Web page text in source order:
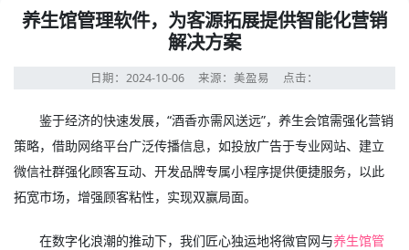
养生馆管理软件，为客源拓展提供智能化营销
解决方案
日期：2024-10-06 来源：美盈易 点击：
鉴于经济的快速发展，“酒香亦需风送远”，养生会馆需强化营销
策略，借助网络平台广泛传播信息，如投放广告于专业网站、建立
微信社群强化顾客互动、开发品牌专属小程序提供便捷服务，以此
拓宽市场，增强顾客粘性，实现双赢局面。
在数字化浪潮的推动下，我们匠心独运地将微官网与养生馆管